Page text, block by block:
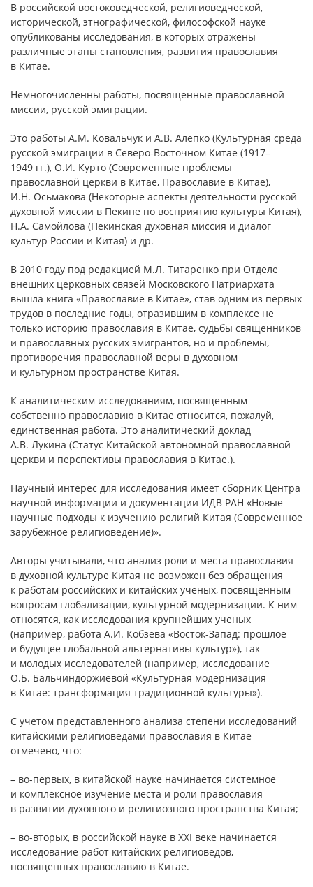
В российской востоковедческой, религиоведческой,
исторической, этнографической, философской науке
опубликованы исследования, в которых отражены
различные этапы становления, развития православия
в Китае.
Немногочисленны работы, посвященные православной
миссии, русской эмиграции.
Это работы А.М. Ковальчук и А.В. Алепко (Культурная среда
русской эмиграции в Северо-Восточном Китае (1917–
1949 гг.), О.И. Курто (Современные проблемы
православной церкви в Китае, Православие в Китае),
И.Н. Осьмакова (Некоторые аспекты деятельности русской
духовной миссии в Пекине по восприятию культуры Китая),
Н.А. Самойлова (Пекинская духовная миссия и диалог
культур России и Китая) и др.
В 2010 году под редакцией М.Л. Титаренко при Отделе
внешних церковных связей Московского Патриархата
вышла книга «Православие в Китае», став одним из первых
трудов в последние годы, отразившим в комплексе не
только историю православия в Китае, судьбы священников
и православных русских эмигрантов, но и проблемы,
противоречия православной веры в духовном
и культурном пространстве Китая.
К аналитическим исследованиям, посвященным
собственно православию в Китае относится, пожалуй,
единственная работа. Это аналитический доклад
А.В. Лукина (Статус Китайской автономной православной
церкви и перспективы православия в Китае.).
Научный интерес для исследования имеет сборник Центра
научной информации и документации ИДВ РАН «Новые
научные подходы к изучению религий Китая (Современное
зарубежное религиоведение)».
Авторы учитывали, что анализ роли и места православия
в духовной культуре Китая не возможен без обращения
к работам российских и китайских ученых, посвященным
вопросам глобализации, культурной модернизации. К ним
относятся, как исследования крупнейших ученых
(например, работа А.И. Кобзева «Восток-Запад: прошлое
и будущее глобальной альтернативы культур»), так
и молодых исследователей (например, исследование
О.Б. Бальчиндоржиевой «Культурная модернизация
в Китае: трансформация традиционной культуры»).
С учетом представленного анализа степени исследований
китайскими религиоведами православия в Китае
отмечено, что:
– во-первых, в китайской науке начинается системное
и комплексное изучение места и роли православия
в развитии духовного и религиозного пространства Китая;
– во-вторых, в российской науке в ХХI веке начинается
исследование работ китайских религиоведов,
посвященных православию в Китае.